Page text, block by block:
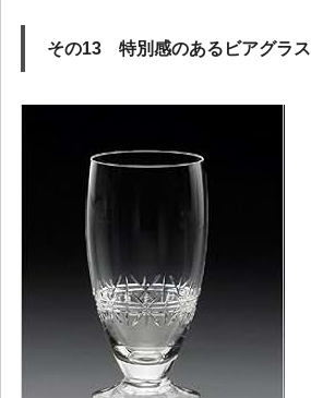
その13 特別感のあるビアグラス